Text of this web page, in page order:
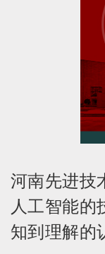
河南先进技
人工智能的
知到理解的